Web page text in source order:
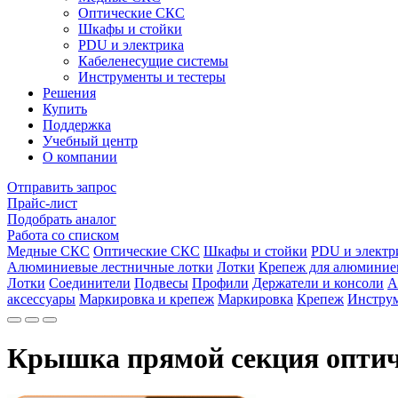
Оптические СКС
Шкафы и стойки
PDU и электрика
Кабеленесущие системы
Инструменты и тестеры
Решения
Купить
Поддержка
Учебный центр
О компании
Отправить запрос
Прайс-лист
Подобрать аналог
Работа со списком
Медные СКС Оптические СКС Шкафы и стойки PDU и
Алюминиевые лестничные лотки Лотки Крепеж для
Лотки Соединители Подвесы Профили Держатели и консоли
аксессуары Маркировка и крепеж Маркировка Крепеж
Крышка прямой секция